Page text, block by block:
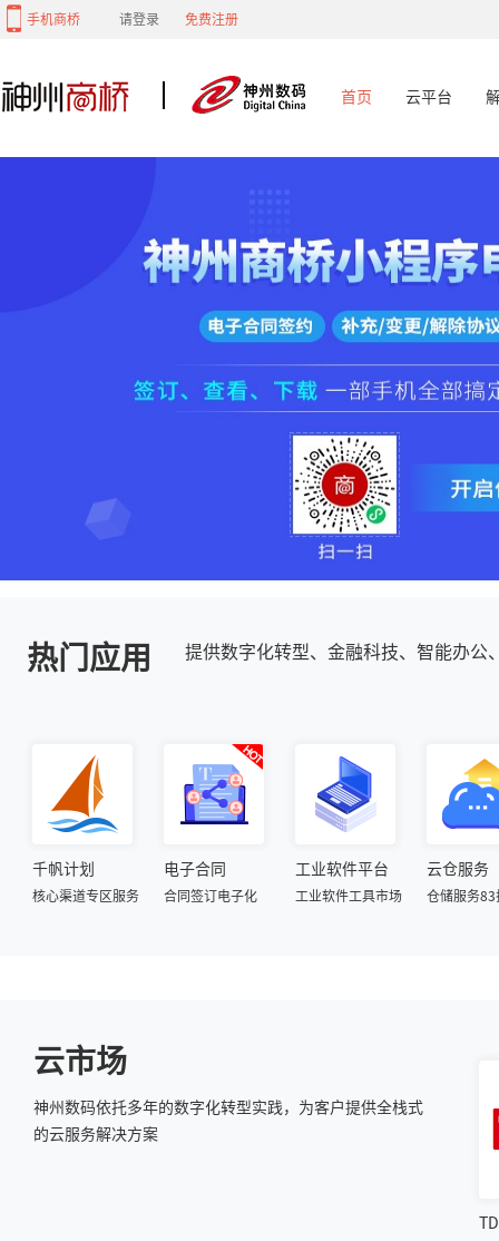
手机商桥 请登录 免费注册
首页 云平台
热门应用 提供数字化转型、金融科技、智能办公
千帆计划
核心渠道专区服务
电子合同
合同签订电子化
工业软件平台
工业软件工具市场
云仓服务
仓储服务83
云市场
神州数码依托多年的数字化转型实践，为客户提供全栈式
的云服务解决方案